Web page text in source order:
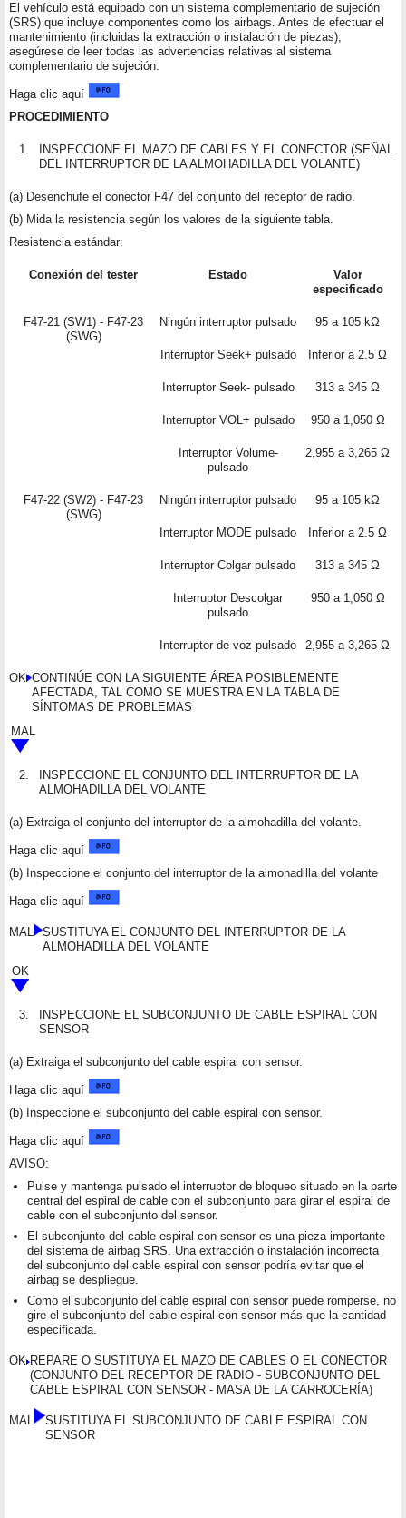
El vehículo está equipado con un sistema complementario de sujeción
(SRS) que incluye componentes como los airbags. Antes de efectuar el
mantenimiento (incluidas la extracción o instalación de piezas),
asegúrese de leer todas las advertencias relativas al sistema
complementario de sujeción.
Haga clic aquí
PROCEDIMIENTO
1.
INSPECCIONE EL MAZO DE CABLES Y EL CONECTOR (SEÑAL
DEL INTERRUPTOR DE LA ALMOHADILLA DEL VOLANTE)
(a) Desenchufe el conector F47 del conjunto del receptor de radio.
(b) Mida la resistencia según los valores de la siguiente tabla.
Resistencia estándar:
Conexión del tester Estado
Valor
especificado
F47-21 (SW1) - F47-23
(SWG)
Ningún interruptor pulsado 95 a 105 kΩ
Interruptor Seek+ pulsado Inferior a 2.5 Ω
Interruptor Seek- pulsado 313 a 345 Ω
Interruptor VOL+ pulsado 950 a 1,050 Ω
Interruptor Volume-
pulsado
2,955 a 3,265 Ω
F47-22 (SW2) - F47-23
(SWG)
Ningún interruptor pulsado 95 a 105 kΩ
Interruptor MODE pulsado Inferior a 2.5 Ω
Interruptor Colgar pulsado 313 a 345 Ω
Interruptor Descolgar
pulsado
950 a 1,050 Ω
Interruptor de voz pulsado 2,955 a 3,265 Ω
OK CONTINÚE CON LA SIGUIENTE ÁREA POSIBLEMENTE
AFECTADA, TAL COMO SE MUESTRA EN LA TABLA DE
SÍNTOMAS DE PROBLEMAS
MAL
2.
INSPECCIONE EL CONJUNTO DEL INTERRUPTOR DE LA
ALMOHADILLA DEL VOLANTE
(a) Extraiga el conjunto del interruptor de la almohadilla del volante.
Haga clic aquí
(b) Inspeccione el conjunto del interruptor de la almohadilla del volante
Haga clic aquí
MAL
SUSTITUYA EL CONJUNTO DEL INTERRUPTOR DE LA
ALMOHADILLA DEL VOLANTE
OK
3.
INSPECCIONE EL SUBCONJUNTO DE CABLE ESPIRAL CON
SENSOR
(a) Extraiga el subconjunto del cable espiral con sensor.
Haga clic aquí
(b) Inspeccione el subconjunto del cable espiral con sensor.
Haga clic aquí
AVISO:
Pulse y mantenga pulsado el interruptor de bloqueo situado en la parte
central del espiral de cable con el subconjunto para girar el espiral de
cable con el subconjunto del sensor.
El subconjunto del cable espiral con sensor es una pieza importante
del sistema de airbag SRS. Una extracción o instalación incorrecta
del subconjunto del cable espiral con sensor podría evitar que el
airbag se despliegue.
Como el subconjunto del cable espiral con sensor puede romperse, no
gire el subconjunto del cable espiral con sensor más que la cantidad
especificada.
OK REPARE O SUSTITUYA EL MAZO DE CABLES O EL CONECTOR
(CONJUNTO DEL RECEPTOR DE RADIO - SUBCONJUNTO DEL
CABLE ESPIRAL CON SENSOR - MASA DE LA CARROCERÍA)
MAL
SUSTITUYA EL SUBCONJUNTO DE CABLE ESPIRAL CON
SENSOR